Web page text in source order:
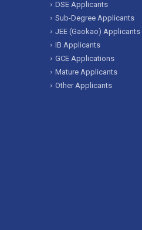
DSE Applicants
Sub-Degree Applicants
JEE (Gaokao) Applicants
IB Applicants
GCE Applications
Mature Applicants
Other Applicants